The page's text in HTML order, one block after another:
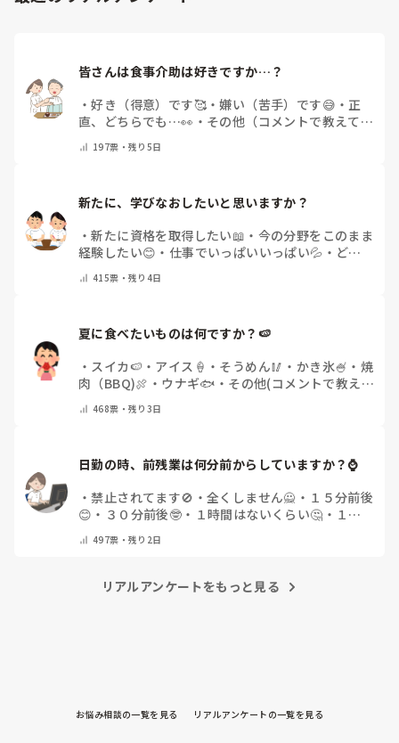
皆さんは食事介助は好きですか…？
・好き（得意）です🥰・嫌い（苦手）です😅 ・正
直、どちらでも…👀 ・ その他（コメントで教えてく
ださい）
197票・残り5日
新たに、学びなおしたいと思いますか？
・新たに資格を取得したい📖 ・ 今の分野をこのまま
経験したい😊 ・ 仕事でいっぱいいっぱい💦 ・ どん
な自分になりたいか探し中🧐
教えてください）
415票・残り4日
夏に食べたいものは何ですか？🍉
・ スイカ🍉 ・ アイス🍦 ・ そうめん🥢 ・ かき氷🍧 ・ 焼
肉（BBQ)🍖 ・ ウナギ🐟 ・ その他(コメントで教え
てください)
468票・残り3日
日勤の時、前残業は何分前からしていますか？⌚
・禁止されてます🚫 ・ 全くしません🙅 ・ １５分前後
😊 ・ ３０分前後🤓 ・ １時間はないくらい🤔 ・ １時
間以上…😨
497票・残り2日
リアルアンケートをもっと見る
お悩み相談の一覧を見る リアルアンケートの一覧を見る